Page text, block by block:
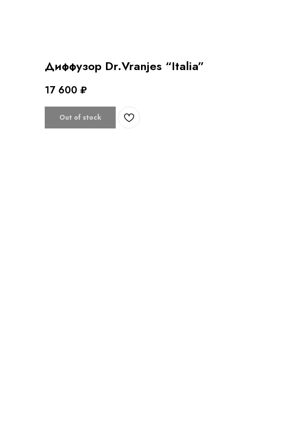
Диффузор Dr.Vranjes “Italia”
17 600 ₽
Out of stock